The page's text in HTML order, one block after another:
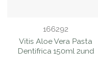
166292
Vitis Aloe Vera Pasta
Dentifrica 150ml 2und